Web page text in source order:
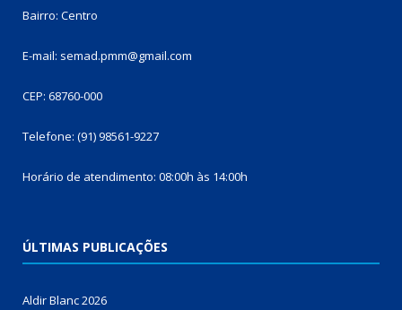
Bairro: Centro
E-mail: semad.pmm@gmail.com
CEP: 68760-000
Telefone: (91) 98561-9227
Horário de atendimento: 08:00h às 14:00h
ÚLTIMAS PUBLICAÇÕES
Aldir Blanc 2026